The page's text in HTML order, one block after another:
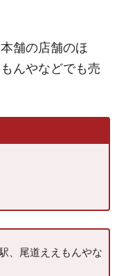
舗の店舗のほ
んやなどでも売
、尾道ええもんやな